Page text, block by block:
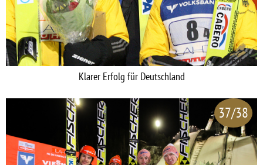
Klarer Erfolg für Deutschland
37/38